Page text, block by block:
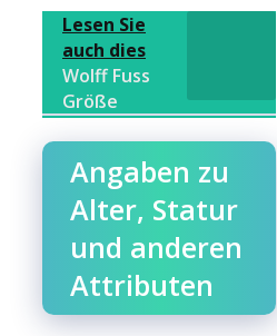
Lesen Sie
auch dies
Wolff Fuss
Größe
Angaben zu
Alter, Statur
und anderen
Attributen